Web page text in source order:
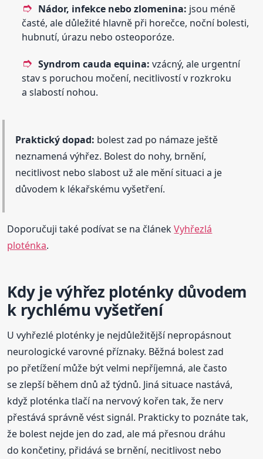
Nádor, infekce nebo zlomenina: jsou méně
časté, ale důležité hlavně při horečce, noční bolesti,
hubnutí, úrazu nebo osteoporóze.
Syndrom cauda equina: vzácný, ale urgentní
stav s poruchou močení, necitlivostí v rozkroku
a slabostí nohou.
Praktický dopad: bolest zad po námaze ještě
neznamená výhřez. Bolest do nohy, brnění,
necitlivost nebo slabost už ale mění situaci a je
důvodem k lékařskému vyšetření.
Doporučuji také podívat se na článekVyhřezlá
ploténka.
Kdy je výhřez ploténky důvodem
k rychlému vyšetření
U vyhřezlé ploténky je nejdůležitější nepropásnout
neurologické varovné příznaky. Běžná bolest zad
po přetížení může být velmi nepříjemná, ale často
se zlepší během dnů až týdnů. Jiná situace nastává,
když ploténka tlačí na nervový kořen tak, že nerv
přestává správně vést signál. Prakticky to poznáte tak,
že bolest nejde jen do zad, ale má přesnou dráhu
do končetiny, přidává se brnění, necitlivost nebo